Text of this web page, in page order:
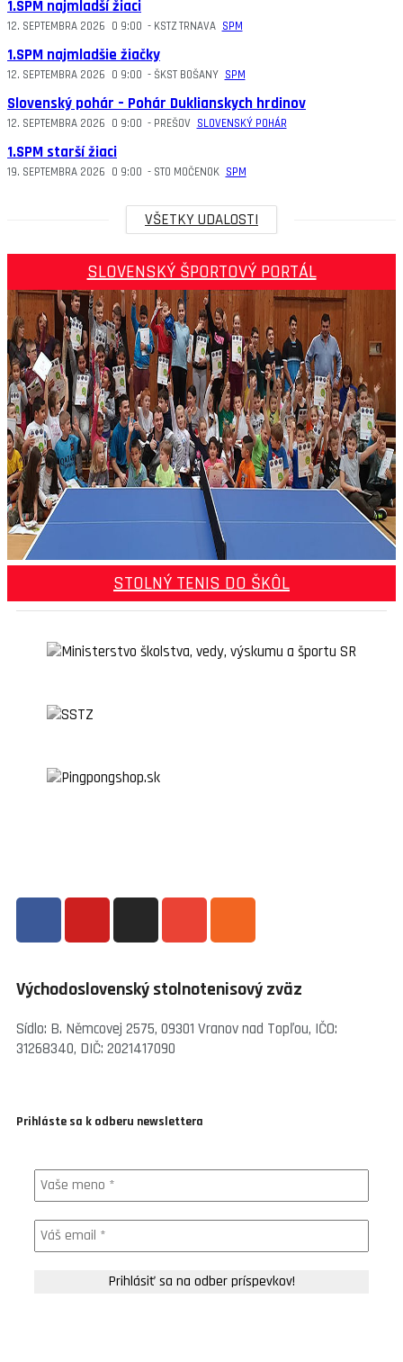
1.SPM najmladší žiaci
12. SEPTEMBRA 2026 O 9:00 - KSTZ TRNAVA SPM
1.SPM najmladšie žiačky
12. SEPTEMBRA 2026 O 9:00 - ŠKST BOŠANY SPM
Slovenský pohár – Pohár Duklianskych hrdinov
12. SEPTEMBRA 2026 O 9:00 - PREŠOV SLOVENSKÝ POHÁR
1.SPM starší žiaci
19. SEPTEMBRA 2026 O 9:00 - STO MOČENOK SPM
VŠETKY UDALOSTI
SLOVENSKÝ ŠPORTOVÝ PORTÁL
STOLNÝ TENIS DO ŠKÔL
Východoslovenský stolnotenisový zväz
Sídlo: B. Němcovej 2575, 09301 Vranov nad Topľou, IČO:
31268340, DIČ: 2021417090
Prihláste sa k odberu newslettera